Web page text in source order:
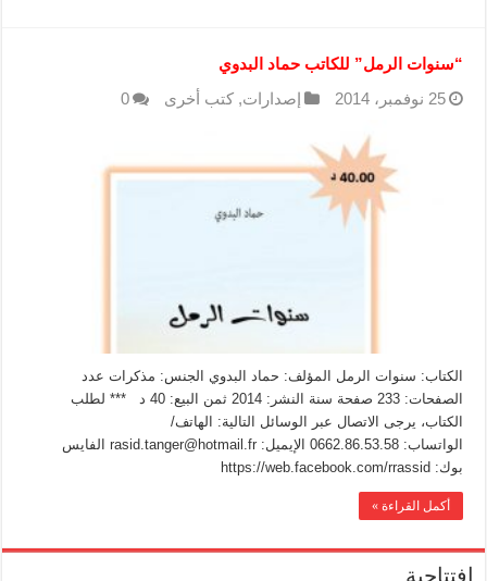
“سنوات الرمل” للكاتب حماد البدوي
25 نوفمبر، 2014
إصدارات,كتب أخرى 0
الكتاب: سنوات الرمل المؤلف: حماد البدوي الجنس: مذكرات عدد
الصفحات: 233 صفحة سنة النشر: 2014 ثمن البيع: 40 د *** لطلب
الكتاب، يرجى الاتصال عبر الوسائل التالية: الهاتف/
الواتساب: 0662.86.53.58 الإيميل: rasid.tanger@hotmail.fr الفايس
بوك: https://web.facebook.com/rrassid
أكمل القراءة »
افتتاحية